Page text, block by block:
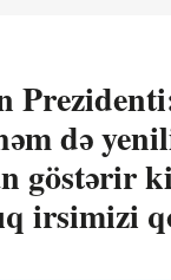
də
göstərir
irsimizi